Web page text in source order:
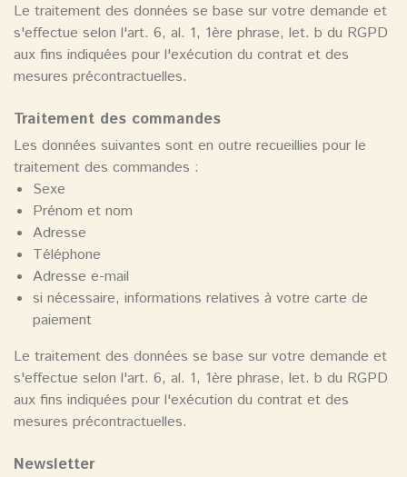
Le traitement des données se base sur votre demande et
s'effectue selon l'art. 6, al. 1, 1ère phrase, let. b du RGPD
aux fins indiquées pour l'exécution du contrat et des
mesures précontractuelles.
Traitement des commandes
Les données suivantes sont en outre recueillies pour le
traitement des commandes :
Sexe
Prénom et nom
Adresse
Téléphone
Adresse e-mail
si nécessaire, informations relatives à votre carte de
paiement
Le traitement des données se base sur votre demande et
s'effectue selon l'art. 6, al. 1, 1ère phrase, let. b du RGPD
aux fins indiquées pour l'exécution du contrat et des
mesures précontractuelles.
Newsletter